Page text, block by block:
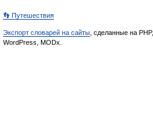
👣 Путешествия
Экспорт словарей на сайты , сделанные на PHP,
WordPress, MODx.